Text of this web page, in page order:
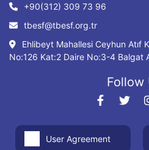
+90(312) 309 73 96
tbesf@tbesf.org.tr
Ehlibeyt Mahallesi Ceyhun Atıf
No:126 Kat:2 Daire No:3-4 Balgat
Follow
User Agreement